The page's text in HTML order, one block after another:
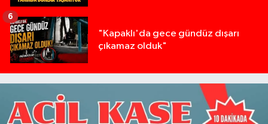
"Kapaklı'da gece gündüz dışarı
çıkamaz olduk"
6